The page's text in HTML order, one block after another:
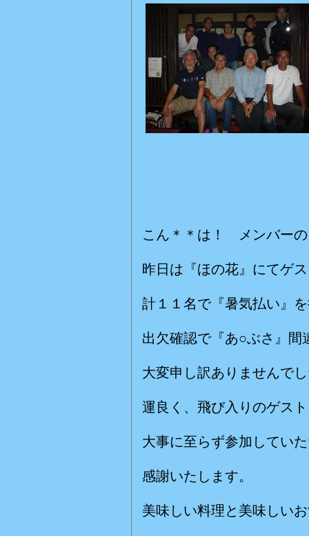
こん＊＊は！ メンバー
昨日は『ほの花』にてゲ
計１１名で『暑気払い』
出欠確認で『あ○ぶさ』間
大変申し訳ありませんで
運良く、飛び入りのゲス
大事に至らず参加してい
感謝いたします。
美味しい料理と美味しい